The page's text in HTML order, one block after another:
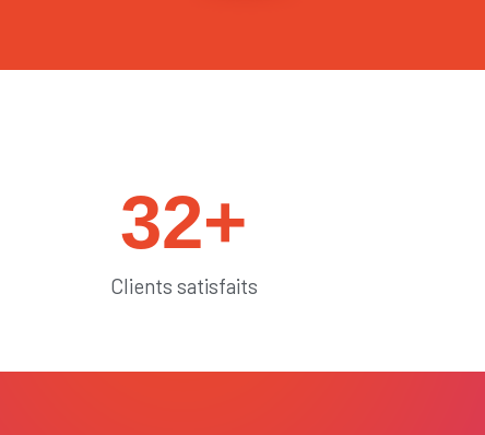
32+
Clients satisfaits